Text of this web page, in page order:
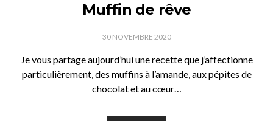
Muffin de rêve
30 NOVEMBRE 2020
Je vous partage aujourd’hui une recette que j’affectionne
particulièrement, des muffins à l’amande, aux pépites de
chocolat et au cœur…